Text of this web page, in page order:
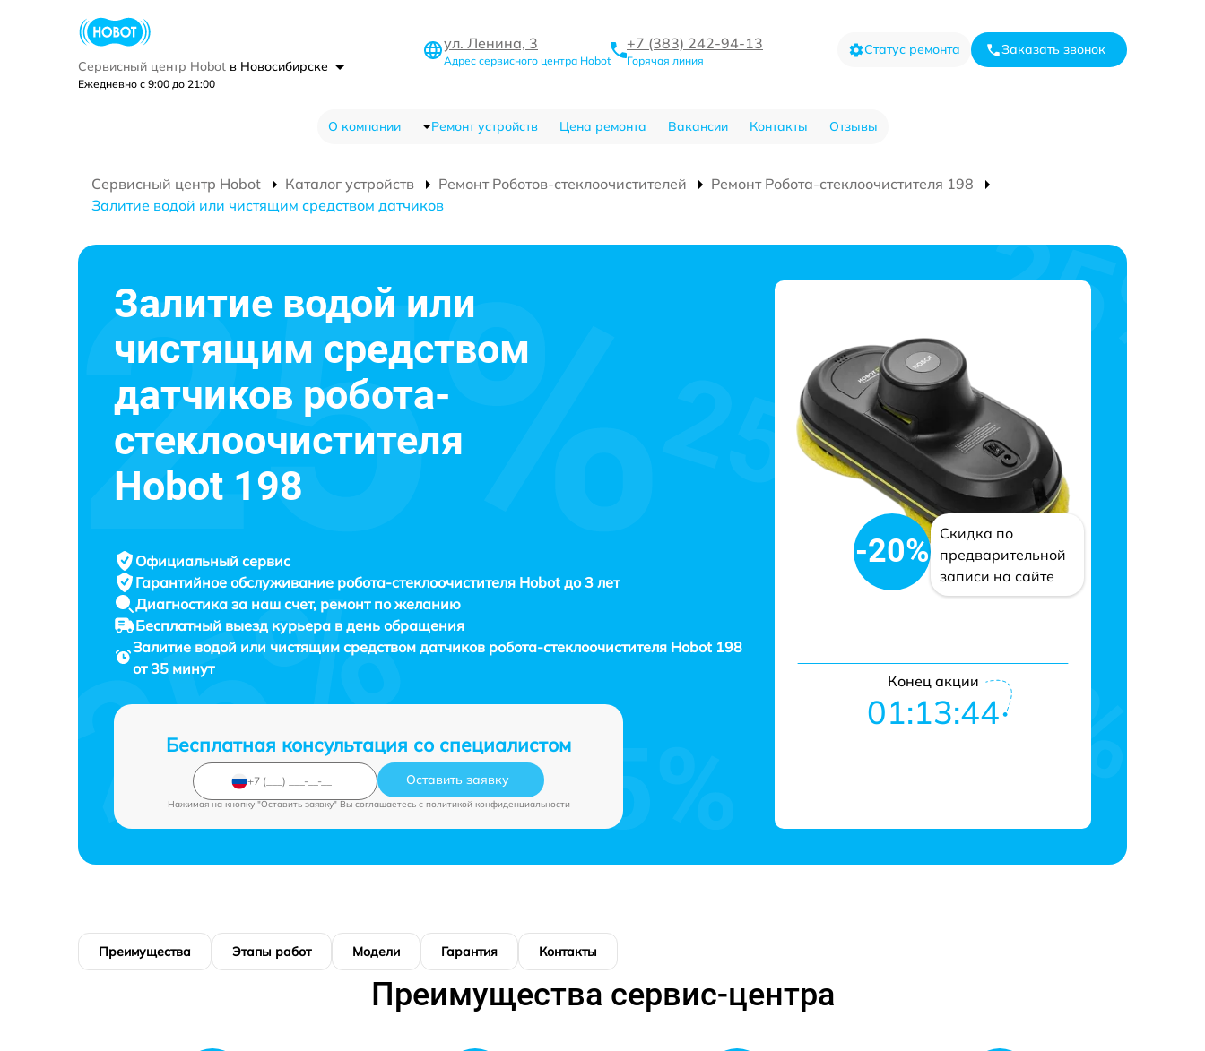
Сервисный центр Hobot в Новосибирске
Ежедневно с 9:00 до 21:00
ул. Ленина, 3
Адрес сервисного центра Hobot
+7 (383) 242-94-13
Горячая линия
Статус ремонта Заказать звонок
О компании Ремонт устройств Цена ремонта Вакансии Контакты Отзывы
Сервисный центр Hobot Каталог устройств Ремонт Роботов-стеклоочистителей
Ремонт Робота-стеклоочистителя 198
Залитие водой или чистящим средством датчиков
Залитие водой или
чистящим средством
датчиков робота-
стеклоочистителя
Hobot 198
Официальный сервис
Гарантийное обслуживание робота-стеклоочистителя Hobot до 3 лет
Диагностика за наш счет, ремонт по желанию
Бесплатный выезд курьера в день обращения
Залитие водой или чистящим средством датчиков робота-стеклоочистителя Hobot 198
от 35 минут
Бесплатная консультация со специалистом
Оставить заявку
Нажимая на кнопку "Оставить заявку" Вы соглашаетесь c политикой конфиденциальности
-20%
Скидка по
предварительной
записи на сайте
Конец акции
01:13:43
Преимущества Этапы работ Модели Гарантия Контакты
Преимущества сервис-центра